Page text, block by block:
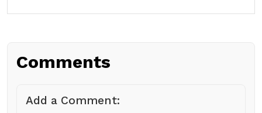
Comments
Add a Comment: